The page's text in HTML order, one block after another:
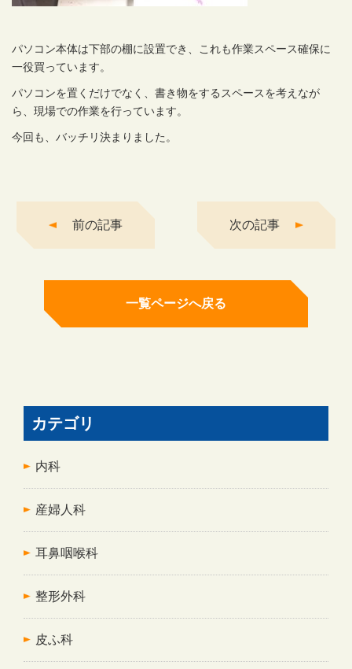
パソコン本体は下部の棚に設置でき、これも作業スペース確保に
一役買っています。
パソコンを置くだけでなく、書き物をするスペースを考えなが
ら、現場での作業を行っています。
今回も、バッチリ決まりました。
前の記事 次の記事
一覧ページへ戻る
カテゴリ
内科
産婦人科
耳鼻咽喉科
整形外科
皮ふ科